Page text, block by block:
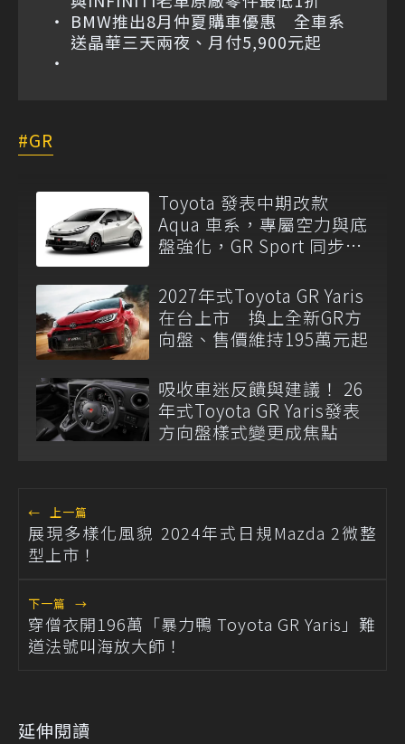
BMW推出8月仲夏購車優惠 全車系
送晶華三天兩夜、月付5,900元起
GR
Toyota 發表中期改款
Aqua 車系，專屬空力與底
盤強化，GR Sport 同步亮
2027年式Toyota GR Yaris
在台上市 換上全新GR方
向盤、售價維持195萬元起
吸收車迷反饋與建議！ 26
年式Toyota GR Yaris發表
方向盤樣式變更成焦點
← 上一篇
展現多樣化風貌 2024年式日規Mazda 2微整
型上市！
下一篇 →
穿僧衣開196萬「暴力鴨 Toyota GR Yaris」難
道法號叫海放大師！
延伸閱讀